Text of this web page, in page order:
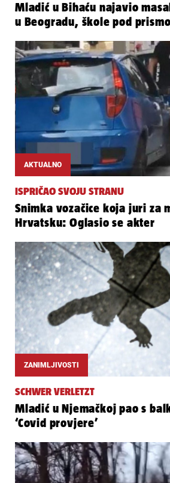
Mladić u Bihaću najavio
u Beogradu, škole pod
AKTUALNO
ISPRIČAO SVOJU STRANU
Snimka vozačice koja juri za
Hrvatsku: Oglasio se akter
ZANIMLJIVOSTI
SCHWER VERLETZT
Mladić u Njemačkoj pao s
‘Covid provjere’